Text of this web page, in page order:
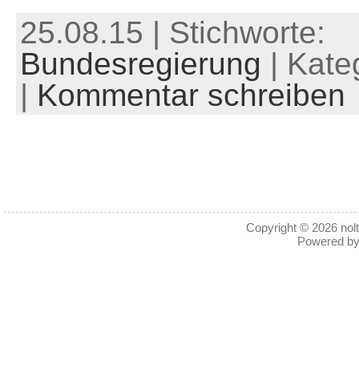
25.08.15 | Stichworte:
Bundesregierung |
| Kommentar schreiben
Copyright © 2026
Powered